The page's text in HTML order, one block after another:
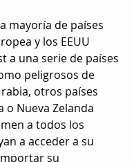
mayoría de países
y los EEUU
a una serie de países
peligrosos de
otros países
o Nueva Zelanda
a todos los
a acceder a su
su